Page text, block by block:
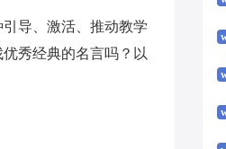
导、激活、推动教学
秀经典的名言吗？以